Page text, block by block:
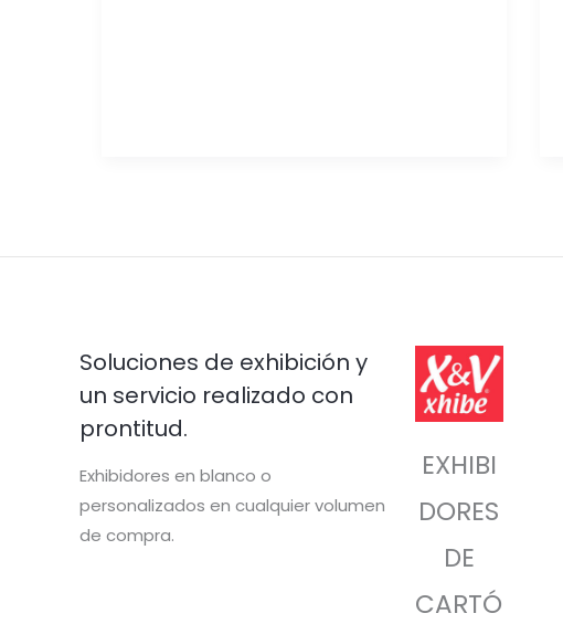
Soluciones de exhibición y
un servicio realizado con
prontitud.
Exhibidores en blanco o
personalizados en cualquier volumen
de compra.
EXHIBI
DORES
DE
CARTÓ